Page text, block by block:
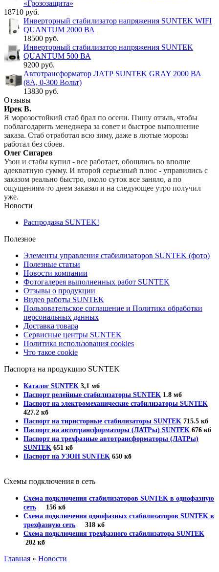
«Грозозащита»
18710 руб.
Инверторный стабилизатор напряжения SUNTEK WIFI
QUANTUM 2000 ВА
18500 руб.
Инверторный стабилизатор напряжения SUNTEK
QUANTUM 500 ВА
9200 руб.
Автотрансформатор ЛАТР SUNTEK GRAY 2000 ВА
(8А, 0-300 Вольт)
13830 руб.
Отзывы
Ирек В.
Я морозостойкий стаб брал по осени. Пишу отзыв, чтобы
поблагодарить менеджера за совет и быстрое выполнение
заказа. Стаб отработал всю зиму, даже в лютые морозы
работал без сбоев.
Олег Сигарев
Узон и стабы купил - все работает, обошлись во вполне
адекватную сумму. И второй серьезный плюс - управились с
заказом реально быстро, около суток все заняло, а по
ощущениям-то днем заказал и на следующее утро получил
уже.
Новости
Распродажа SUNTEK!
Полезное
Элементы управления стабилизаторов SUNTEK (фото)
Полезные статьи
Новости компании
Фотогалерея выполненных работ SUNTEK
Отзывы о продукции
Видео работы SUNTEK
Пользовательское соглашение и Политика обработки
персональных данных
Доставка товара
Сервисные центры SUNTEK
Политика использования cookies
Что такое cookie
Паспорта на продукцию SUNTEK
Каталог SUNTEK 3,1 мб
Паспорт релейные стабилизаторы SUNTEK 1.8 мб
Паспорт на электромеханические стабилизаторы SUNTEK
427.2 кб
Паспорт на тиристорные стабилизаторы SUNTEK 715.5 кб
Паспорт на автотрансформаторы (ЛАТРы) SUNTEK 676 кб
Паспорт на трехфазные автотрансформаторы (ЛАТРы)
SUNTEK 651 кб
Паспорт на УЗОН SUNTEK 650 кб
Схемы подключения в сеть
Схема подключения стабилизаторов SUNTEK в однофазную
сеть 156 кб
Схема подключения однофазных стабилизаторов SUNTEK в
трехфазную сеть 318 кб
Схема подключения трехфазного стабилизатора SUNTEK
202 кб
Главная » Новости